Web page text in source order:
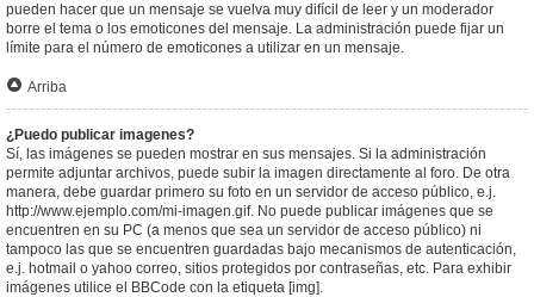
pueden hacer que un mensaje se vuelva muy difícil de leer y un moderador
borre el tema o los emoticones del mensaje. La administración puede fijar un
límite para el número de emoticones a utilizar en un mensaje.
Arriba
¿Puedo publicar imagenes?
Sí, las imágenes se pueden mostrar en sus mensajes. Si la administración
permite adjuntar archivos, puede subir la imagen directamente al foro. De otra
manera, debe guardar primero su foto en un servidor de acceso público, e.j.
http://www.ejemplo.com/mi-imagen.gif. No puede publicar imágenes que se
encuentren en su PC (a menos que sea un servidor de acceso público) ni
tampoco las que se encuentren guardadas bajo mecanismos de autenticación,
e.j. hotmail o yahoo correo, sitios protegidos por contraseñas, etc. Para exhibir
imágenes utilice el BBCode con la etiqueta [img].